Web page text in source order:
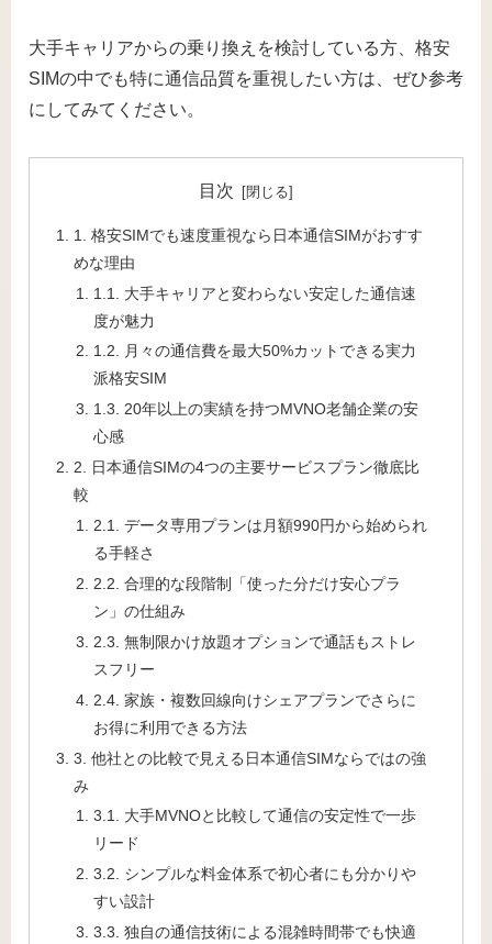
大手キャリアからの乗り換えを検討している方、格安
SIMの中でも特に通信品質を重視したい方は、ぜひ参考
にしてみてください。
目次
1. 格安SIMでも速度重視なら日本通信SIMがおすす
めな理由
1.1. 大手キャリアと変わらない安定した通信速
度が魅力
1.2. 月々の通信費を最大50%カットできる実力
派格安SIM
1.3. 20年以上の実績を持つMVNO老舗企業の安
心感
2. 日本通信SIMの4つの主要サービスプラン徹底比
較
2.1. データ専用プランは月額990円から始められ
る手軽さ
2.2. 合理的な段階制「使った分だけ安心プラ
ン」の仕組み
2.3. 無制限かけ放題オプションで通話もストレ
スフリー
2.4. 家族・複数回線向けシェアプランでさらに
お得に利用できる方法
3. 他社との比較で見える日本通信SIMならではの強
み
3.1. 大手MVNOと比較して通信の安定性で一歩
リード
3.2. シンプルな料金体系で初心者にも分かりや
すい設計
3.3. 独自の通信技術による混雑時間帯でも快適